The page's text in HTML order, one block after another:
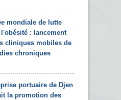
mondiale de lutte
: lancement
cliniques mobiles de
chroniques
portuaire de Djen
la promotion des